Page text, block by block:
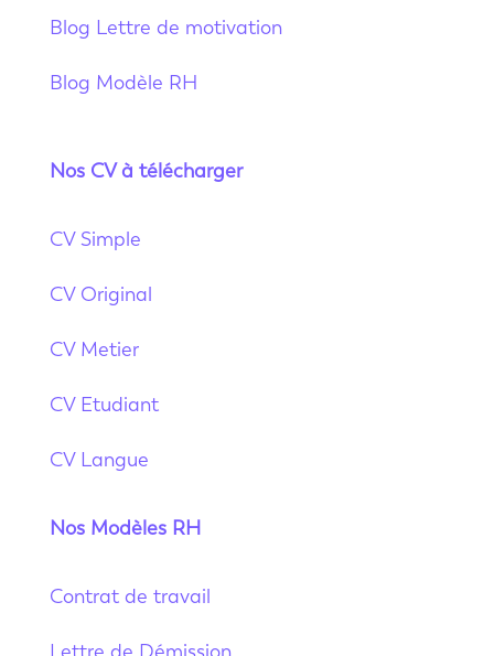
Blog Lettre de motivation
Blog Modèle RH
Nos CV à télécharger
CV Simple
CV Original
CV Metier
CV Etudiant
CV Langue
Nos Modèles RH
Contrat de travail